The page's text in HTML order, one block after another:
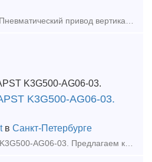
"Основные параметры: Пневматический привод вертикального перемещения Ручная динамическая регулировка обезвешивания нагрузки Грузоподъемность – 150 кг (с учётом веса грузозахватного механизма) Ради
K3G500-AG06-03.
в Санкт-Петербурге